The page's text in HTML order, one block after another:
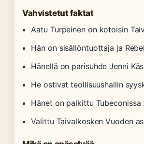
Vahvistetut faktat
Aatu Turpeinen on kotoisin
Hän on sisällöntuottaja ja
Hänellä on parisuhde Jenni
He ostivat teollisuushallin
Hänet on palkittu
Valittu Taivalkosken Vuoden